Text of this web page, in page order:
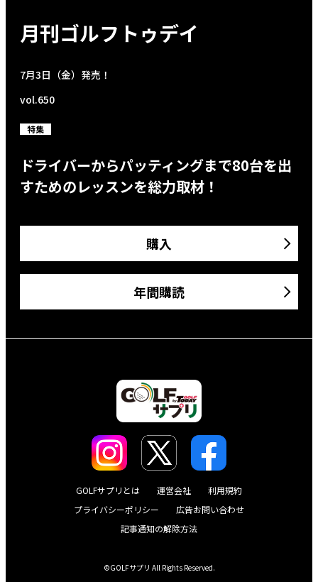
月刊ゴルフトゥデイ
7月3日（金）発売！
vol.650
特集
ドライバーからパッティングまで80台を出
すためのレッスンを総力取材！
購入
年間購読
GOLFサプリとは 運営会社
利用規約
プライバシーポリシー
広告お問い合わせ
記事通知の解除方法
©GOLFサプリ All Rights Reserved.